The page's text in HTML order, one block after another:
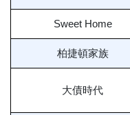
Sweet Home
柏捷頓家族
大債時代